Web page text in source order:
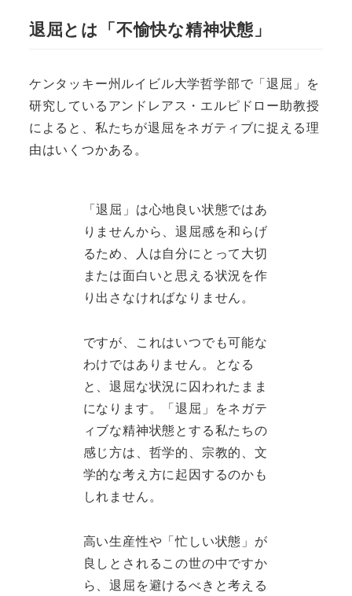
退屈とは「不愉快な精神状態」
ケンタッキー州ルイビル大学哲学部で「退屈」を
研究しているアンドレアス・エルピドロー助教授
によると、私たちが退屈をネガティブに捉える理
由はいくつかある。
「退屈」は心地良い状態ではあ
りませんから、退屈感を和らげ
るため、人は自分にとって大切
または面白いと思える状況を作
り出さなければなりません。
ですが、これはいつでも可能な
わけではありません。となる
と、退屈な状況に囚われたまま
になります。「退屈」をネガテ
ィブな精神状態とする私たちの
感じ方は、哲学的、宗教的、文
学的な考え方に起因するのかも
しれません。
高い生産性や「忙しい状態」が
良しとされるこの世の中ですか
ら、退屈を避けるべきと考える